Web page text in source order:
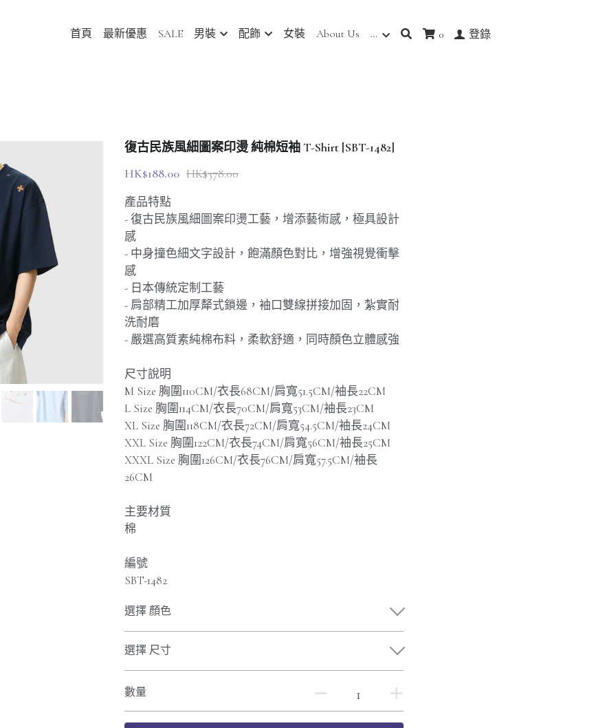
首頁 最新優惠 SALE 男裝 配飾 女裝 About Us … 0 登錄
復古民族風細圖案印燙 純棉短袖 T-Shirt [SBT-1482]
HK$188.00 HK$378.00
產品特點
- 復古民族風細圖案印燙工藝，增添藝術感，極具設計
感
- 中身撞色細文字設計，飽滿顏色對比，增強視覺衝擊
感
- 日本傳統定制工藝
- 肩部精工加厚犛式鎖邊，袖口雙線拼接加固，紮實耐
洗耐磨
- 嚴選高質素純棉布料，柔軟舒適，同時顏色立體感強
尺寸說明
M Size 胸圍110CM/衣長68CM/肩寬51.5CM/袖長22CM
L Size 胸圍114CM/衣長70CM/肩寬53CM/袖長23CM
XL Size 胸圍118CM/衣長72CM/肩寬54.5CM/袖長24CM
XXL Size 胸圍122CM/衣長74CM/肩寬56CM/袖長25CM
XXXL Size 胸圍126CM/衣長76CM/肩寬57.5CM/袖長
26CM
主要材質
棉
編號
SBT-1482
選擇 顏色
選擇 尺寸
數量